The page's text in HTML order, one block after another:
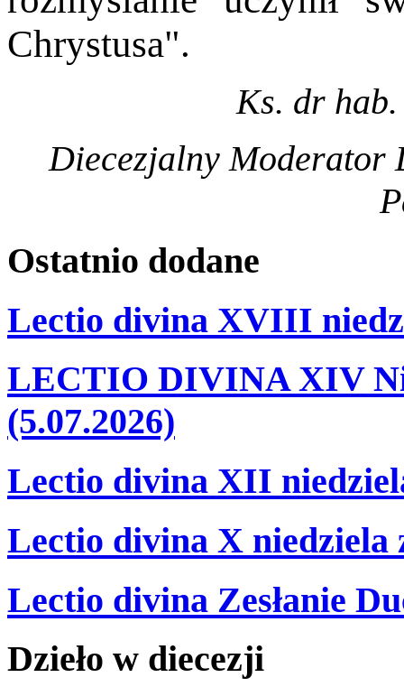
Chrystusa".
Ks. dr
Diecezjalny Moderator
Ostatnio dodane
Lectio divina XVIII
LECTIO DIVINA XIV
(5.07.2026)
Lectio divina XII
Lectio divina X niedziela
Lectio divina Zesłanie
Dzieło w diecezji